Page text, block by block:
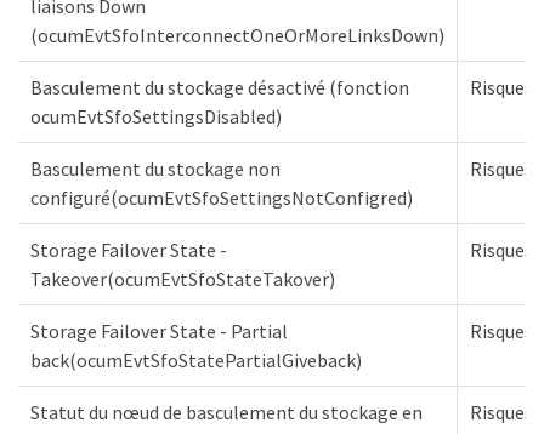
liaisons Down
(ocumEvtSfoInterconnectOneOrMoreLinksDown)
Basculement du stockage désactivé (fonction
ocumEvtSfoSettingsDisabled)
Risques
Basculement du stockage non
configuré(ocumEvtSfoSettingsNotConfigred)
Risques
Storage Failover State -
Takeover(ocumEvtSfoStateTakover)
Risques
Storage Failover State - Partial
back(ocumEvtSfoStatePartialGiveback)
Risques
Statut du nœud de basculement du stockage en
Risques